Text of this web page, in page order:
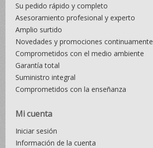
Su pedido rápido y completo
Asesoramiento profesional y experto
Amplio surtido
Novedades y promociones continuamente
Comprometidos con el medio ambiente
Garantía total
Suministro integral
Comprometidos con la enseñanza
Mi cuenta
Iniciar sesión
Información de la cuenta